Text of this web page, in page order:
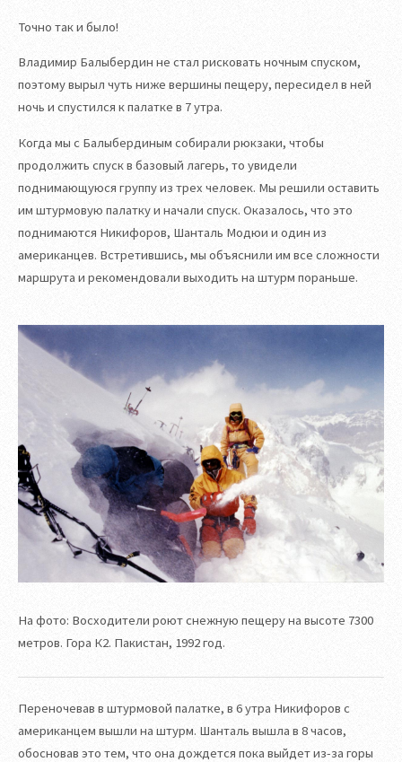
Точно так и было!
Владимир Балыбердин не стал рисковать ночным спуском,
поэтому вырыл чуть ниже вершины пещеру, пересидел в ней
ночь и спустился к палатке в 7 утра.
Когда мы с Балыбердиным собирали рюкзаки, чтобы
продолжить спуск в базовый лагерь, то увидели
поднимающуюся группу из трех человек. Мы решили оставить
им штурмовую палатку и начали спуск. Оказалось, что это
поднимаются Никифоров, Шанталь Модюи и один из
американцев. Встретившись, мы объяснили им все сложности
маршрута и рекомендовали выходить на штурм пораньше.
На фото: Восходители роют снежную пещеру на высоте 7300
метров. Гора К2. Пакистан, 1992 год.
Переночевав в штурмовой палатке, в 6 утра Никифоров с
американцем вышли на штурм. Шанталь вышла в 8 часов,
обосновав это тем, что она дождется пока выйдет из-за горы